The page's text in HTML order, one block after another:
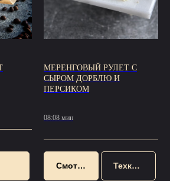
МЕРЕНГОВЫЙ РУЛЕТ С
СЫРОМ ДОРБЛЮ И
ПЕРСИКОМ
08:08 мин
Смотреть Техкарта